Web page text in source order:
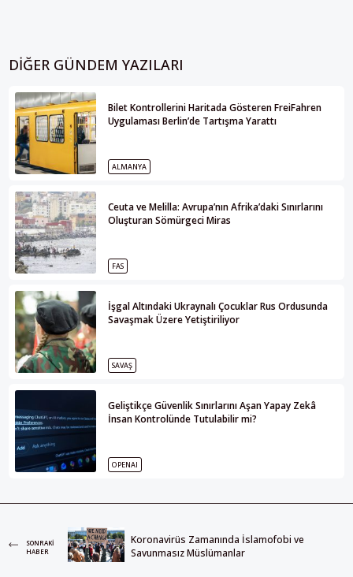
DIĞER GÜNDEM YAZILARI
Bilet Kontrollerini Haritada Gösteren FreiFahren
Uygulaması Berlin’de Tartışma Yarattı
ALMANYA
Ceuta ve Melilla: Avrupa’nın Afrika’daki Sınırlarını
Oluşturan Sömürgeci Miras
FAS
İşgal Altındaki Ukraynalı Çocuklar Rus Ordusunda
Savaşmak Üzere Yetiştiriliyor
SAVAŞ
Geliştikçe Güvenlik Sınırlarını Aşan Yapay Zekâ
İnsan Kontrolünde Tutulabilir mi?
OPENAI
SONRAKI
HABER
Koronavirüs Zamanında İslamofobi ve
Savunmasız Müslümanlar